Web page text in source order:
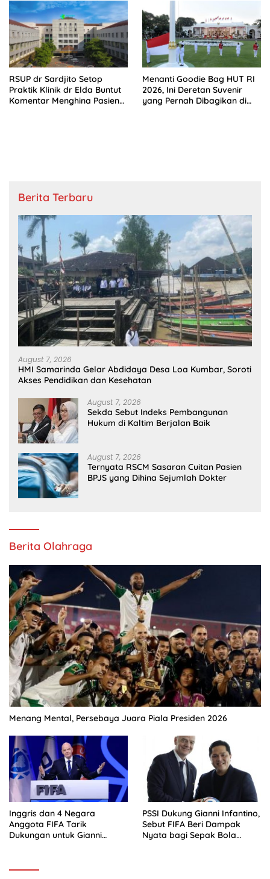
RSUP dr Sardjito Setop
Praktik Klinik dr Elda Buntut
Komentar Menghina Pasien
Menanti Goodie Bag HUT RI
2026, Ini Deretan Suvenir
yang Pernah Dibagikan di
Berita Terbaru
August 7, 2026
HMI Samarinda Gelar Abdidaya Desa Loa Kumbar, Soroti
Akses Pendidikan dan Kesehatan
August 7, 2026
Sekda Sebut Indeks Pembangunan
Hukum di Kaltim Berjalan Baik
August 7, 2026
Ternyata RSCM Sasaran Cuitan Pasien
BPJS yang Dihina Sejumlah Dokter
Berita Olahraga
Menang Mental, Persebaya Juara Piala Presiden 2026
Inggris dan 4 Negara
Anggota FIFA Tarik
Dukungan untuk Gianni
PSSI Dukung Gianni Infantino,
Sebut FIFA Beri Dampak
Nyata bagi Sepak Bola